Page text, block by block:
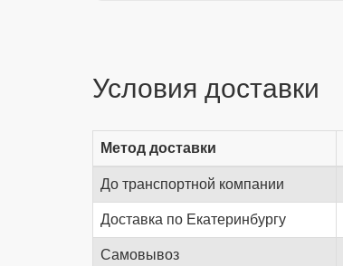
Условия доставки
Метод доставки
До транспортной компании
Доставка по Екатеринбургу
Самовывоз